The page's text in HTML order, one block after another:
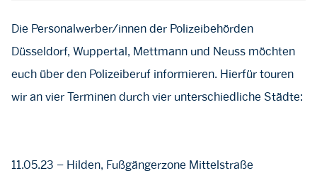
Die Personalwerber/innen der Polizeibehörden
Düsseldorf, Wuppertal, Mettmann und Neuss möchten
euch über den Polizeiberuf informieren. Hierfür touren
wir an vier Terminen durch vier unterschiedliche Städte:
11.05.23 – Hilden, Fußgängerzone Mittelstraße